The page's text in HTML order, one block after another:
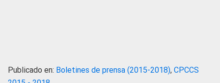
Publicado en: Boletines de prensa (2015-2018), CPCCS